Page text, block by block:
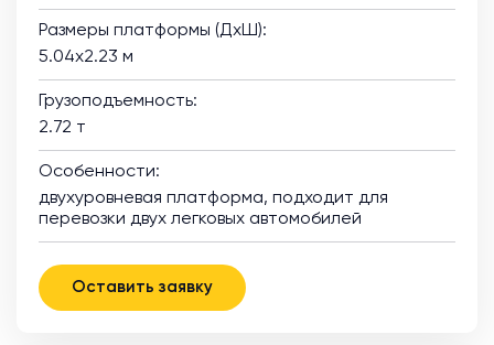
Размеры платформы (ДхШ):
5.04х2.23 м
Грузоподъемность:
2.72 т
Особенности:
двухуровневая платформа, подходит для
перевозки двух легковых автомобилей
Оставить заявку